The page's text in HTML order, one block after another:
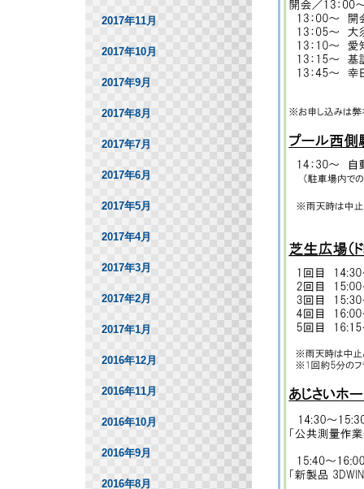
2017年11月
2017年10月
2017年9月
2017年8月
2017年7月
2017年6月
2017年5月
2017年4月
2017年3月
2017年2月
2017年1月
2016年12月
2016年11月
2016年10月
2016年9月
2016年8月